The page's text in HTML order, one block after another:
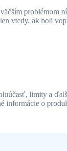
problémom
vtedy, ak boli
limity a
informácie o